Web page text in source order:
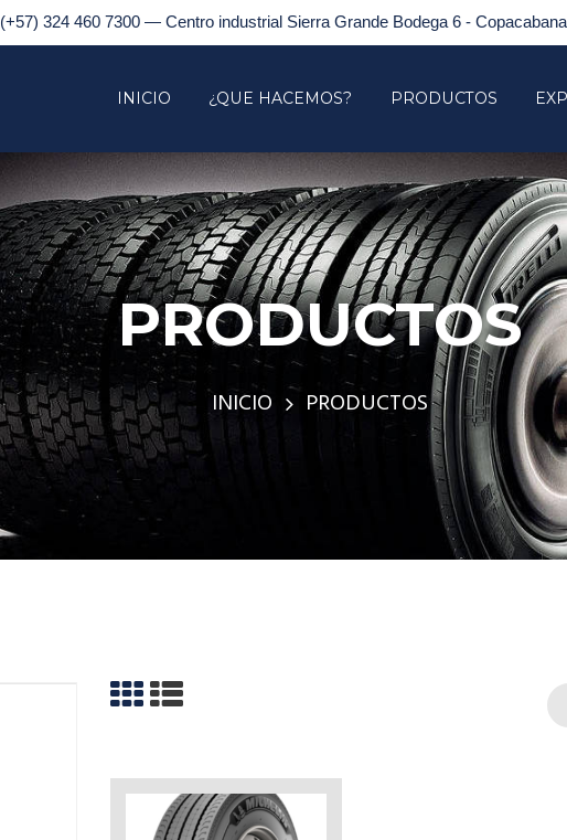
(+57) 324 460 7300 — Centro industrial Sierra Grande Bodega 6 -
INICIO ¿QUE HACEMOS? PRODUCTOS
PRODUCTOS
INICIO PRODUCTOS